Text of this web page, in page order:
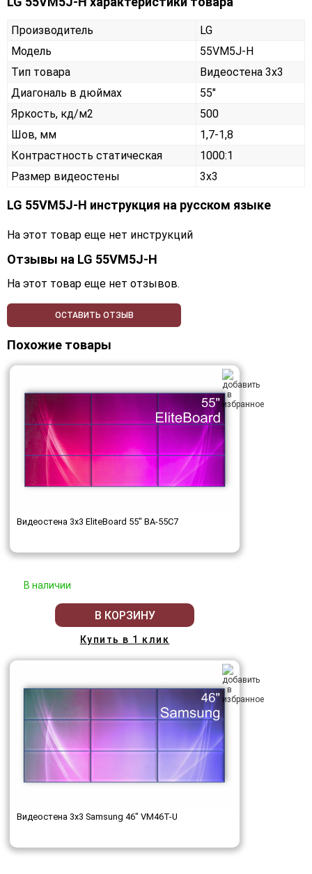
Производитель
LG
Модель
55VM5J-H
Тип товара
Видеостена 3х3
Диагональ в дюймах
55"
Яркость, кд/м2
500
Шов, мм
1,7-1,8
Контрастность статическая
1000:1
Размер видеостены
3x3
LG 55VM5J-H инструкция на русском языке
На этот товар еще нет инструкций
Отзывы на LG 55VM5J-H
На этот товар еще нет отзывов.
ОСТАВИТЬ ОТЗЫВ
Похожие товары
Видеостена 3x3 EliteBoard 55" BA-55C7
В наличии
В КОРЗИНУ
Купить в 1 клик
Видеостена 3x3 Samsung 46" VM46T-U